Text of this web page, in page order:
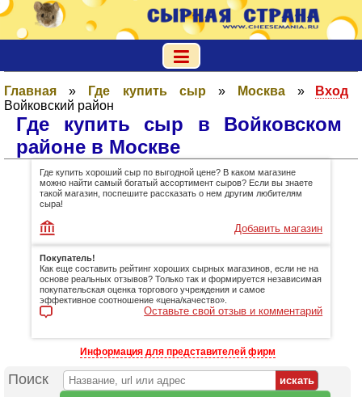
Главная » Где купить сыр» Москва »
Войковский район
Вход
Где купить сыр в Войковском
районе в Москве
Где купить хороший сыр по выгодной цене? В каком магазине
можно найти самый богатый ассортимент сыров? Если вы знаете
такой магазин, поспешите рассказать о нем другим любителям
сыра!
Добавить магазин
Покупатель!
Как еще составить рейтинг хороших сырных магазинов, если не на
основе реальных отзывов? Только так и формируется независимая
покупательская оценка торгового учреждения и самое
эффективное соотношение «цена/качество».
Оставьте свой отзыв и комментарий
Информация для представителей фирм
Поиск